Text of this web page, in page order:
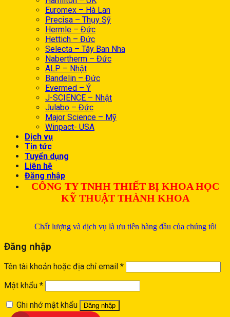
Euromex – Hà Lan
Precisa – Thụy Sỹ
Hermle – Đức
Hettich – Đức
Selecta – Tây Ban Nha
Nabertherm – Đức
ALP – Nhật
Bandelin – Đức
Evermed – Ý
J-SCIENCE – Nhật
Julabo – Đức
Major Science – Mỹ
Winpact- USA
Dịch vụ
Tin tức
Tuyển dụng
Liên hệ
Đăng nhập
CÔNG TY TNHH THIẾT BỊ KHOA HỌC
KỸ THUẬT THÀNH KHOA
Chất lượng và dịch vụ là ưu tiên hàng đầu của chúng tôi
Đăng nhập
Tên tài khoản hoặc địa chỉ email *
Mật khẩu *
Ghi nhớ mật khẩu
Đăng nhập